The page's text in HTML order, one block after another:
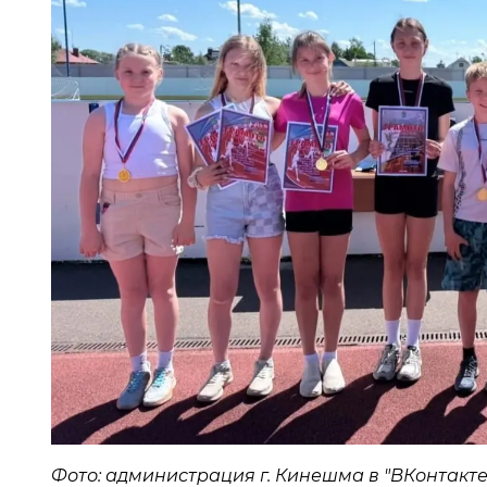
Фото: администрация г. Кинешма в